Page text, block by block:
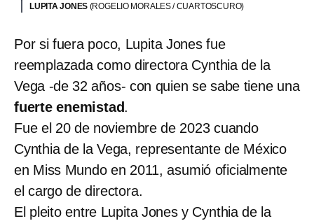
LUPITA JONES (ROGELIO MORALES / CUARTOSCURO)
Por si fuera poco, Lupita Jones fue
reemplazada como directora Cynthia de la
Vega -de 32 años- con quien se sabe tiene una
fuerte enemistad.
Fue el 20 de noviembre de 2023 cuando
Cynthia de la Vega, representante de México
en Miss Mundo en 2011, asumió oficialmente
el cargo de directora.
El pleito entre Lupita Jones y Cynthia de la